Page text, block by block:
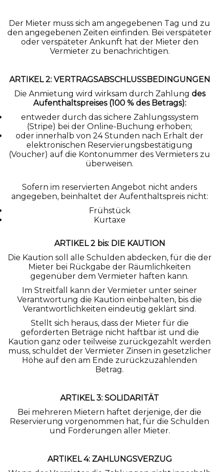
Der Mieter muss sich am angegebenen Tag und zu
den angegebenen Zeiten einfinden. Bei verspäteter
oder verspäteter Ankunft hat der Mieter den
Vermieter zu benachrichtigen.
ARTIKEL 2: VERTRAGSABSCHLUSSBEDINGUNGEN
Die Anmietung wird wirksam durch Zahlung des
Aufenthaltspreises (100 % des Betrags):
entweder durch das sichere Zahlungssystem
(Stripe) bei der Online-Buchung erhoben;
oder innerhalb von 24 Stunden nach Erhalt der
elektronischen Reservierungsbestätigung
(Voucher) auf die Kontonummer des Vermieters zu
überweisen.
Sofern im reservierten Angebot nicht anders
angegeben, beinhaltet der Aufenthaltspreis nicht:
Frühstück
Kurtaxe
ARTIKEL 2 bis: DIE KAUTION
Die Kaution soll alle Schulden abdecken, für die der
Mieter bei Rückgabe der Räumlichkeiten
gegenüber dem Vermieter haften kann.
Im Streitfall kann der Vermieter unter seiner
Verantwortung die Kaution einbehalten, bis die
Verantwortlichkeiten eindeutig geklärt sind.
Stellt sich heraus, dass der Mieter für die
geforderten Beträge nicht haftbar ist und die
Kaution ganz oder teilweise zurückgezahlt werden
muss, schuldet der Vermieter Zinsen in gesetzlicher
Höhe auf den am Ende zurückzuzahlenden
Betrag.
ARTIKEL 3: SOLIDARITÄT
Bei mehreren Mietern haftet derjenige, der die
Reservierung vorgenommen hat, für die Schulden
und Forderungen aller Mieter.
ARTIKEL 4: ZAHLUNGSVERZUG